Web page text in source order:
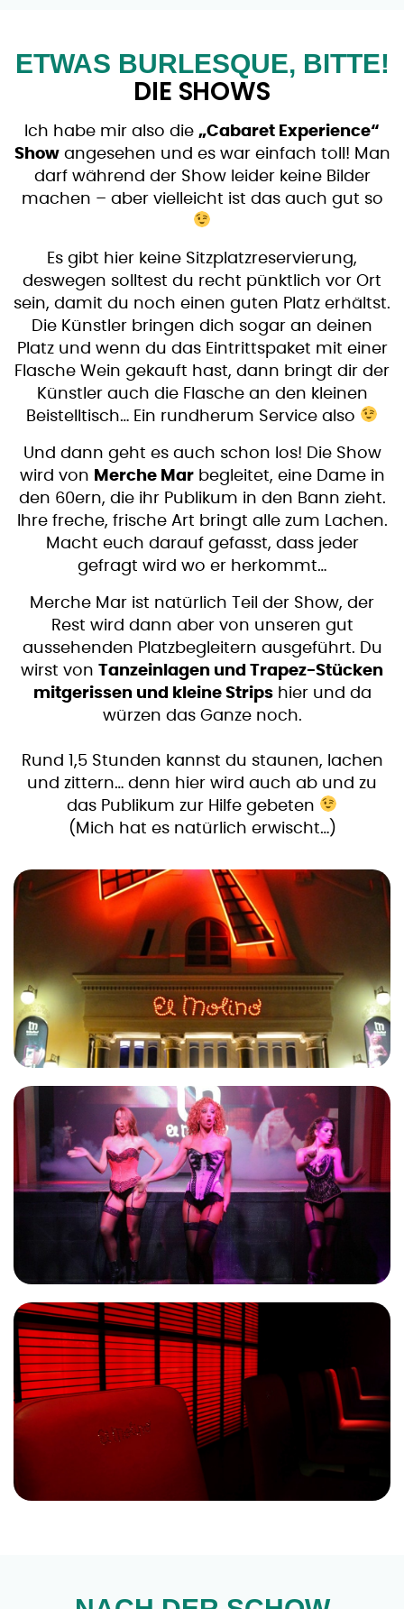
ETWAS BURLESQUE, BITTE!
DIE SHOWS
Ich habe mir also die „Cabaret Experience“
Showangesehen und es war einfach toll! Man
darf während der Show leider keine Bilder
machen – aber vielleicht ist das auch gut so
Es gibt hier keine Sitzplatzreservierung,
deswegen solltest du recht pünktlich vor Ort
sein, damit du noch einen guten Platz erhältst.
Die Künstler bringen dich sogar an deinen
Platz und wenn du das Eintrittspaket mit einer
Flasche Wein gekauft hast, dann bringt dir der
Künstler auch die Flasche an den kleinen
Beistelltisch… Ein rundherum Service also
Und dann geht es auch schon los! Die Show
wird von Merche Marbegleitet, eine Dame in
den 60ern, die ihr Publikum in den Bann zieht.
Ihre freche, frische Art bringt alle zum Lachen.
Macht euch darauf gefasst, dass jeder
gefragt wird wo er herkommt…
Merche Mar ist natürlich Teil der Show, der
Rest wird dann aber von unseren gut
aussehenden Platzbegleitern ausgeführt. Du
wirst von Tanzeinlagen und Trapez-Stücken
mitgerissen und kleine Stripshier und da
würzen das Ganze noch.
Rund 1,5 Stunden kannst du staunen, lachen
und zittern… denn hier wird auch ab und zu
das Publikum zur Hilfe gebeten
(Mich hat es natürlich erwischt…)